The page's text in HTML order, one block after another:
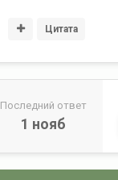
Цитата
Последний ответ
1 нояб